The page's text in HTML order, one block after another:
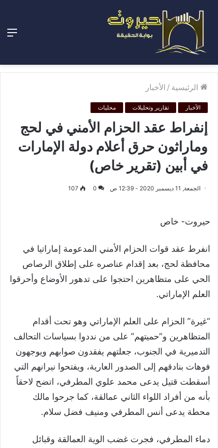
الرئيسية / الأخبار
الأخبار تقارير وتحليلات محليات
إنفراط عقد الحزام الأمني في لحج
وماراثون حرق أعلام دولة الإمارات
في أبين (تقرير خاص)
الجمعة, 11 ديسمبر 2020 - 12:39 ص 0
107
حيروت- خاص
انفرط عقد قوات الحزام الأمني المدعومة إماراتيا في
محافظة لحج، بعد إقدام عناصره على إطلاق الرصاص
الحي على متظاهرين احتجوا على تدهور الأوضاع وأحرقوا
العلم الإماراتي.
“غيرة” الحزام على العلم الإماراتي وهو تحت أقدام
المتظاهرين و”حميتهم” على من نددوا بسياسات التحالف
التدميرية في الجنوب، جعلتهم يفقدون صوابهم ويوجهون
فوهات بنادقهم إلى الصدور العارية، ويفتحوا نيرانهم التي
أسقطت قتيل يدعى محمد علوي المطرفي، اتضح لاحقاً
بأنه من أفراد اللواء الثاني عمالقة، كما جرحوا مالك
محطة يدعى أنس المطرفي ومنيف فضل سلام.
دماء المطرفي، فجرت غضب الوية العمالقة وقبائل